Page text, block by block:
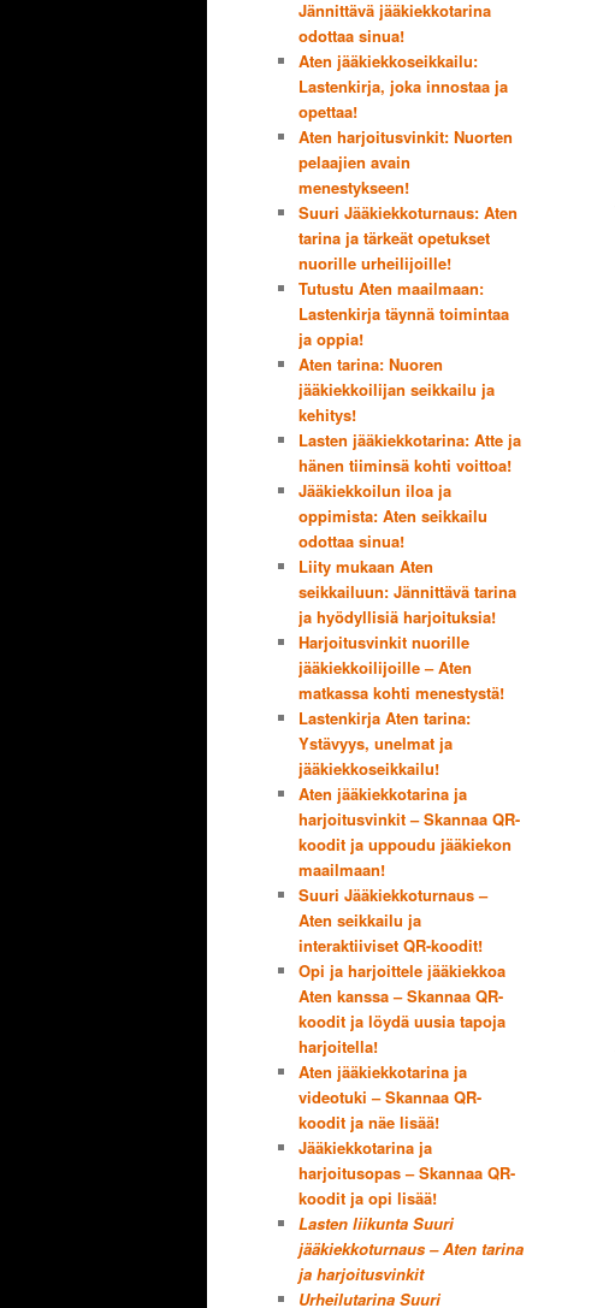
Jännittävä jääkiekkotarina
odottaa sinua!
Aten jääkiekkoseikkailu:
Lastenkirja, joka innostaa ja
opettaa!
Aten harjoitusvinkit: Nuorten
pelaajien avain
menestykseen!
Suuri Jääkiekkoturnaus: Aten
tarina ja tärkeät opetukset
nuorille urheilijoille!
Tutustu Aten maailmaan:
Lastenkirja täynnä toimintaa
ja oppia!
Aten tarina: Nuoren
jääkiekkoilijan seikkailu ja
kehitys!
Lasten jääkiekkotarina: Atte ja
hänen tiiminsä kohti voittoa!
Jääkiekkoilun iloa ja
oppimista: Aten seikkailu
odottaa sinua!
Liity mukaan Aten
seikkailuun: Jännittävä tarina
ja hyödyllisiä harjoituksia!
Harjoitusvinkit nuorille
jääkiekkoilijoille – Aten
matkassa kohti menestystä!
Lastenkirja Aten tarina:
Ystävyys, unelmat ja
jääkiekkoseikkailu!
Aten jääkiekkotarina ja
harjoitusvinkit – Skannaa QR-
koodit ja uppoudu jääkiekon
maailmaan!
Suuri Jääkiekkoturnaus –
Aten seikkailu ja
interaktiiviset QR-koodit!
Opi ja harjoittele jääkiekkoa
Aten kanssa – Skannaa QR-
koodit ja löydä uusia tapoja
harjoitella!
Aten jääkiekkotarina ja
videotuki – Skannaa QR-
koodit ja näe lisää!
Jääkiekkotarina ja
harjoitusopas – Skannaa QR-
koodit ja opi lisää!
Lasten liikunta Suuri
jääkiekkoturnaus – Aten tarina
ja harjoitusvinkit
Urheilutarina Suuri